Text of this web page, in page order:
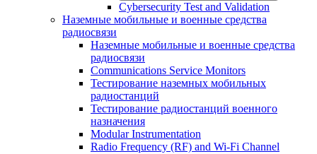
Cybersecurity Test and Validation
Наземные мобильные и военные средства
радиосвязи
Наземные мобильные и военные средства
радиосвязи
Communications Service Monitors
Тестирование наземных мобильных
радиостанций
Тестирование радиостанций военного
назначения
Modular Instrumentation
Radio Frequency (RF) and Wi-Fi Channel